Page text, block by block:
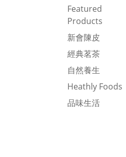
Featured
Products
新會陳皮
經典茗茶
自然養生
Heathly Foods
品味生活